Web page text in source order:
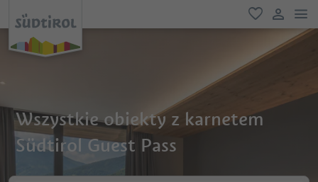
ulubione
link
Wszystkie obiekty z karnetem
Südtirol Guest Pass